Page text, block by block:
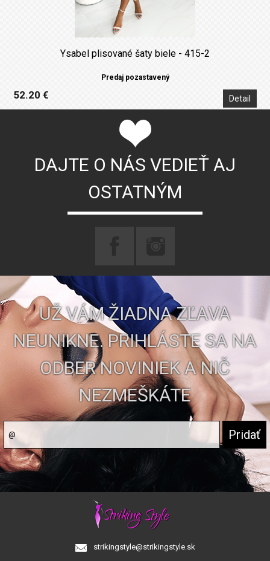
Ysabel plisované šaty biele - 415-2
Predaj pozastavený
52.20 € Detail
DAJTE O NÁS VEDIEŤ AJ
OSTATNÝM
UŽ VÁM ŽIADNA ZĽAVA
NEUNIKNE. PRIHLÁSTE SA NA
ODBER NOVINIEK A NIČ
NEZMEŠKÁTE
strikingstyle@strikingstyle.sk